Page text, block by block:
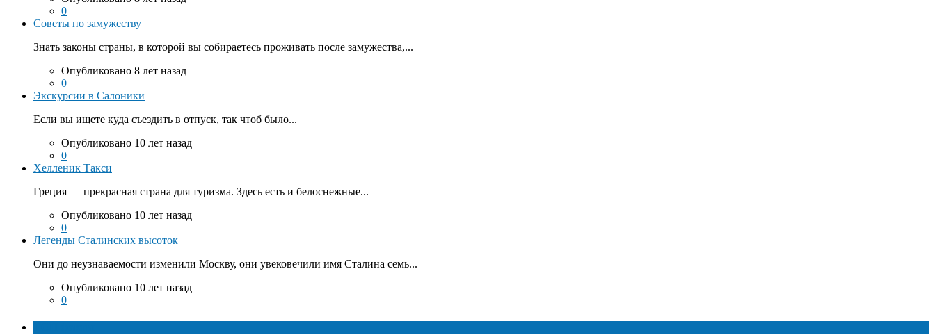
0
Советы по замужеству
Знать законы страны, в которой вы собираетесь проживать после замужества,...
Опубликовано 8 лет назад
0
Экскурсии в Салоники
Если вы ищете куда съездить в отпуск, так чтоб было...
Опубликовано 10 лет назад
0
Хелленик Такси
Греция — прекрасная страна для туризма. Здесь есть и белоснежные...
Опубликовано 10 лет назад
0
Легенды Сталинских высоток
Они до неузнаваемости изменили Москву, они увековечили имя Сталина семь...
Опубликовано 10 лет назад
0